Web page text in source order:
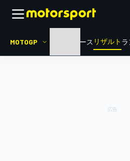
MOTOGP ニュース リザルト